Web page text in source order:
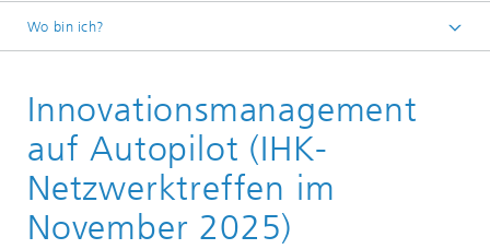
Wo bin ich?
Künstliche Intelligenz
Meldungen
Innovationsmanagement
auf Autopilot (IHK-
Netzwerktreffen im
November 2025)